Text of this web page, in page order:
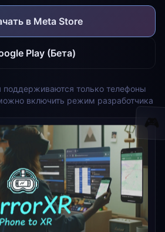
в Meta Store
Play (Бета)
только телефоны
включить режим разработчика
🎮